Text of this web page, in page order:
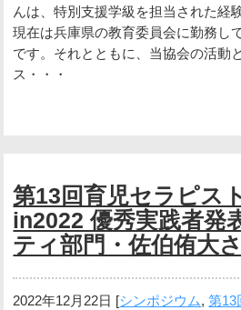
んは、特別支援学級を担当された経
現在は兵庫県の教育委員会に勤務し
です。それとともに、当協会の活動
ス・・・
第13回育児セラピス
in2022 優秀実践者発
ティ部門・佐伯侑大
2022年12月22日 [シンポジウム,第13